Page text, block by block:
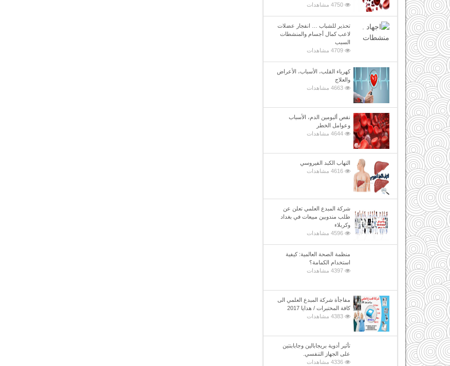
4750 مشاهدات
تحذير للشباب … انفجار عضلات
لاعب كمال أجسام والمنشطات
السبب
4709 مشاهدات
كهرباء القلب، الأسباب، الأعراض
والعلاج
4663 مشاهدات
نقص ألبومين الدم، الأسباب
وعوامل الخطر
4644 مشاهدات
التهاب الكبد الفيروسي
4616 مشاهدات
شركة المبدع العلمي تعلن عن
طلب مندوبين مبيعات في بغداد
وكربلاء
4596 مشاهدات
منظمة الصحة العالمية: كيفية
استخدام الكمامة؟
4397 مشاهدات
مفاجأة شركة المبدع العلمي الى
كافة المختبرات / هدايا 2017
4383 مشاهدات
تأثير أدوية بريجابالين وجابابنتين
على الجهاز التنفسي.
4336 مشاهدات